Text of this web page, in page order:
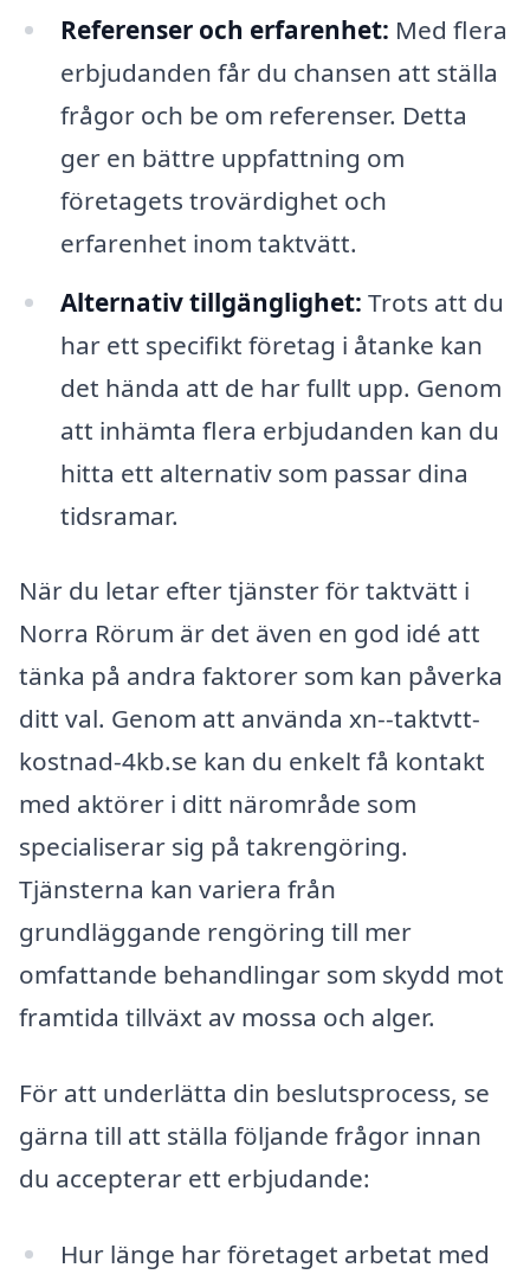
Referenser och erfarenhet: Med flera
erbjudanden får du chansen att ställa
frågor och be om referenser. Detta
ger en bättre uppfattning om
företagets trovärdighet och
erfarenhet inom taktvätt.
Alternativ tillgänglighet: Trots att du
har ett specifikt företag i åtanke kan
det hända att de har fullt upp. Genom
att inhämta flera erbjudanden kan du
hitta ett alternativ som passar dina
tidsramar.
När du letar efter tjänster för taktvätt i
Norra Rörum är det även en god idé att
tänka på andra faktorer som kan påverka
ditt val. Genom att använda xn--taktvtt-
kostnad-4kb.se kan du enkelt få kontakt
med aktörer i ditt närområde som
specialiserar sig på takrengöring.
Tjänsterna kan variera från
grundläggande rengöring till mer
omfattande behandlingar som skydd mot
framtida tillväxt av mossa och alger.
För att underlätta din beslutsprocess, se
gärna till att ställa följande frågor innan
du accepterar ett erbjudande:
Hur länge har företaget arbetat med